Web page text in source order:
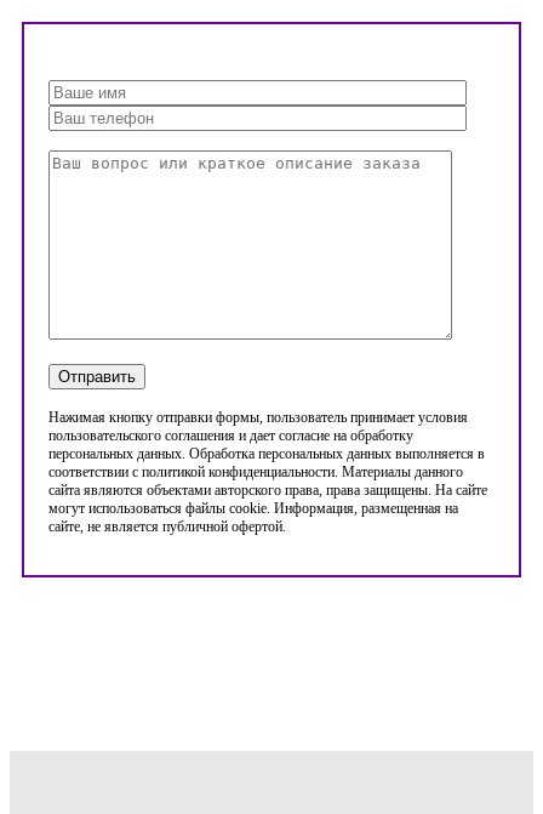
Нажимая кнопку отправки формы, пользователь принимает условия
пользовательского соглашения и дает согласие на обработку
персональных данных. Обработка персональных данных выполняется в
соответствии с политикой конфиденциальности. Материалы данного
сайта являются объектами авторского права, права защищены. На сайте
могут использоваться файлы cookie. Информация, размещенная на
сайте, не является публичной офертой.